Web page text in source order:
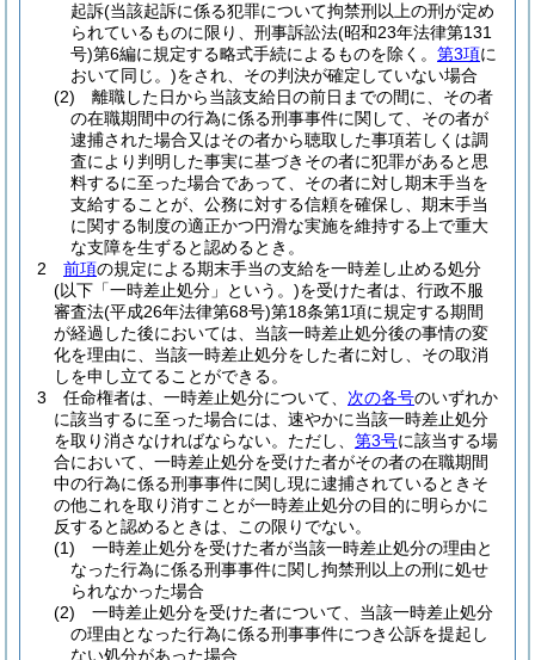
起訴(当該起訴に係る犯罪について拘禁刑以上の刑が定め
られているものに限り、刑事訴訟法(昭和23年法律第131
号)第6編に規定する略式手続によるものを除く。 第3項に
おいて同じ。)をされ、その判決が確定していない場合
(2)
離職した日から当該支給日の前日までの間に、その者
の在職期間中の行為に係る刑事事件に関して、その者が
逮捕された場合又はその者から聴取した事項若しくは調
査により判明した事実に基づきその者に犯罪があると思
料するに至った場合であって、その者に対し期末手当を
支給することが、公務に対する信頼を確保し、期末手当
に関する制度の適正かつ円滑な実施を維持する上で重大
な支障を生ずると認めるとき。
2
前項の規定による期末手当の支給を一時差し止める処分
(以下「一時差止処分」という。)を受けた者は、行政不服
審査法(平成26年法律第68号)第18条第1項に規定する期間
が経過した後においては、当該一時差止処分後の事情の変
化を理由に、当該一時差止処分をした者に対し、その取消
しを申し立てることができる。
3
任命権者は、一時差止処分について、 次の各号のいずれか
に該当するに至った場合には、速やかに当該一時差止処分
を取り消さなければならない。 ただし、 第3号に該当する場
合において、一時差止処分を受けた者がその者の在職期間
中の行為に係る刑事事件に関し現に逮捕されているときそ
の他これを取り消すことが一時差止処分の目的に明らかに
反すると認めるときは、この限りでない。
(1)
一時差止処分を受けた者が当該一時差止処分の理由と
なった行為に係る刑事事件に関し拘禁刑以上の刑に処せ
られなかった場合
(2)
一時差止処分を受けた者について、当該一時差止処分
の理由となった行為に係る刑事事件につき公訴を提起し
ない処分があった場合